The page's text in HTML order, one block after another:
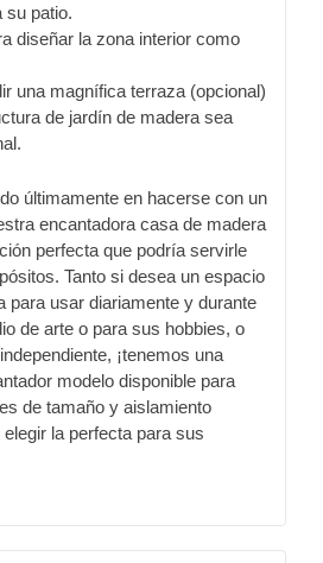
su patio.
diseñar la zona interior como
una magnífica terraza (opcional)
de jardín de madera sea
últimamente en hacerse con un
encantadora casa de madera
perfecta que podría servirle
Tanto si desea un espacio
para usar diariamente y durante
de arte o para sus hobbies, o
¡tenemos una
modelo disponible para
de tamaño y aislamiento
la perfecta para sus